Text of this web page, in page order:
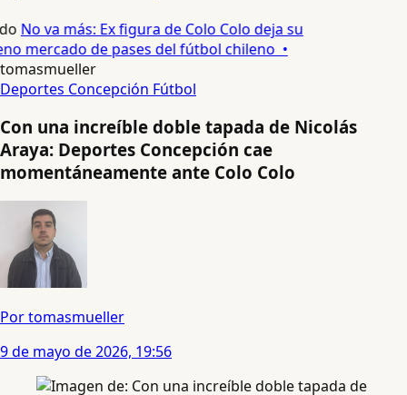
No va más: Ex figura de Colo Colo deja su
mercado de pases del fútbol chileno •
tomasmueller
Deportes Concepción Fútbol
Con una increíble doble tapada de Nicolás
Araya: Deportes Concepción cae
momentáneamente ante Colo Colo
Por tomasmueller
9 de mayo de 2026, 19:56